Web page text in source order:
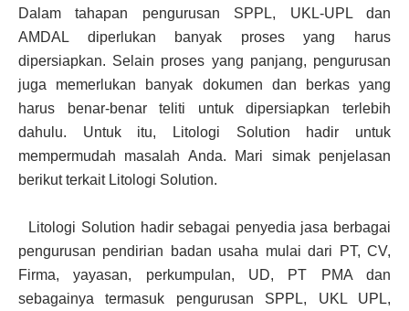
Dalam tahapan pengurusan SPPL, UKL-UPL dan
AMDAL diperlukan banyak proses yang harus
dipersiapkan. Selain proses yang panjang, pengurusan
juga memerlukan banyak dokumen dan berkas yang
harus benar-benar teliti untuk dipersiapkan terlebih
dahulu. Untuk itu, Litologi Solution hadir untuk
mempermudah masalah Anda. Mari simak penjelasan
berikut terkait Litologi Solution.
Litologi Solution hadir sebagai penyedia jasa berbagai
pengurusan pendirian badan usaha mulai dari PT, CV,
Firma, yayasan, perkumpulan, UD, PT PMA dan
sebagainya termasuk pengurusan SPPL, UKL UPL,